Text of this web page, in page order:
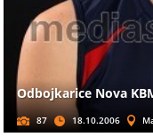
Odbojkarice Nova
87 18.10.2006